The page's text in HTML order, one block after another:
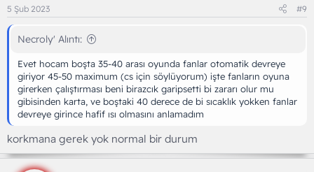
5 Şub 2023 #9
Necroly' Alıntı:
Evet hocam boşta 35-40 arası oyunda fanlar otomatik devreye
giriyor 45-50 maximum (cs için söylüyorum) işte fanların oyuna
girerken çalıştırması beni birazcık garipsetti bi zararı olur mu
gibisinden karta, ve boştaki 40 derece de bi sıcaklık yokken fanlar
devreye girince hafif ısı olmasını anlamadım
korkmana gerek yok normal bir durum